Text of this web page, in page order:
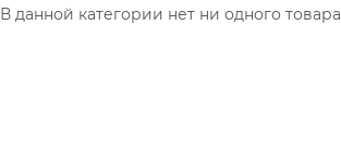
В данной категории нет ни одного товара